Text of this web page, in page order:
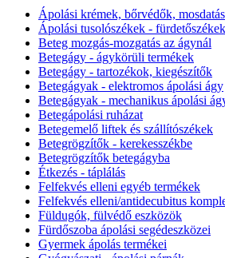
Ápolási krémek, bőrvédők, mosdatás
Ápolási tusolószékek - fürdetőszékek
Beteg mozgás-mozgatás az ágynál
Betegágy - ágykörüli termékek
Betegágy - tartozékok, kiegészítők
Betegágyak - elektromos ápolási ágy
Betegágyak - mechanikus ápolási
Betegápolási ruházat
Betegemelő liftek és szállítószékek
Betegrögzítők - kerekesszékbe
Betegrögzítők betegágyba
Étkezés - táplálás
Felfekvés elleni egyéb termékek
Felfekvés elleni/antidecubitus
Füldugók, fülvédő eszközök
Fürdőszoba ápolási segédeszközei
Gyermek ápolás termékei